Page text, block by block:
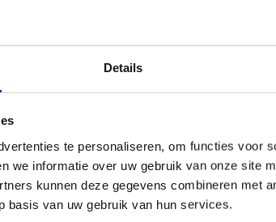
Details
te personaliseren, om functies voor
we informatie over uw gebruik van onze site
kunnen deze gegevens combineren met
basis van uw gebruik van hun services.